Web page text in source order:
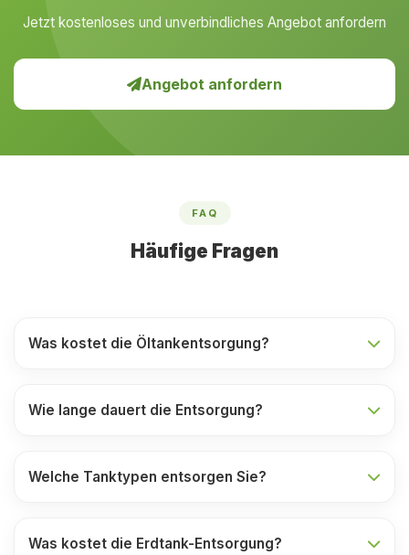
Jetzt kostenloses und unverbindliches Angebot anfordern
Angebot anfordern
FAQ
Häufige Fragen
Was kostet die Öltankentsorgung?
Wie lange dauert die Entsorgung?
Welche Tanktypen entsorgen Sie?
Was kostet die Erdtank-Entsorgung?